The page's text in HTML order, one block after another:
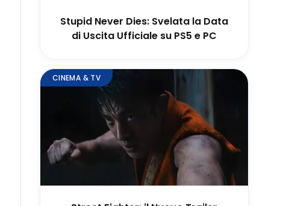
Stupid Never Dies: Svelata la Data
di Uscita Ufficiale su PS5 e PC
CINEMA & TV